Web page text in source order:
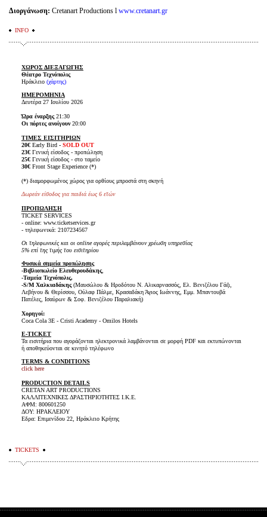
Διοργάνωση: Cretanart Productions l www.cretanart.gr
INFO
ΧΩΡΟΣ ΔΙΕΞΑΓΩΓΗΣ
Θέατρο Τεχνόπολις
Ηράκλειο (χάρτης)
ΗΜΕΡΟΜΗΝΙΑ
Δευτέρα 27 Ιουλίου 2026
Ώρα έναρξης21:30
Οι πόρτες ανοίγουν20:00
ΤΙΜΕΣ ΕΙΣΙΤΗΡΙΩΝ
20€Early Bird- SOLD OUT
23€ Γενική είσοδος - προπώληση
25€ Γενική είσοδος - στο ταμείο
30€ Front Stage Experience (*)
(*) διαμορφωμένος χώρος για ορθίους μπροστά στη σκηνή
Δωρεάν είσοδος για παιδιά έως 6 ετών
ΠΡΟΠΩΛΗΣΗ
TICKET SERVICES
- online: www.ticketservices.gr
- τηλεφωνικά: 2107234567
Οι τηλεφωνικές και οι online αγορές περιλαμβάνουν χρέωση υπηρεσίας
5% επί της τιμής του εισιτηρίου
Φυσικά σημεία προπώλησης
-Βιβλιοπωλείο Ελευθερουδάκης,
-Ταμεία Τεχνόπολις,
-S/M Χαλκιαδάκης(Μαυσώλου & Ηροδότου Ν. Αλικαρνασσός, Ελ. Βενιζέλου Γάζι,
Λεβήνου & Θερίσσου, Ούλαφ Πάλμε, Κρασαδάκη Άγιος Ιωάννης, Εμμ. Μπαντουβά
Πατέλες, Ισαύρων & Σοφ. Βενιζέλου Παραλιακή)
Χορηγοί:
Coca Cola 3Ε - Cristi Academy - Omilos Hotels
E-TICKET
Τα εισιτήρια που αγοράζονται ηλεκτρονικά λαμβάνονται σε μορφή PDF και εκτυπώνονται
ή αποθηκεύονται σε κινητό τηλέφωνο
TERMS & CONDITIONS
click here
PRODUCTION DETAILS
CRETAN ART PRODUCTIONS
ΚΑΛΛΙΤΕΧΝΙΚΕΣ ΔΡΑΣΤΗΡΙΟΤΗΤΕΣ Ι.Κ.Ε.
ΑΦΜ: 800601250
ΔΟΥ: ΗΡΑΚΛΕΙΟΥ
Εδρα: Επιμενίδου 22, Ηράκλειο Κρήτης
TICKETS